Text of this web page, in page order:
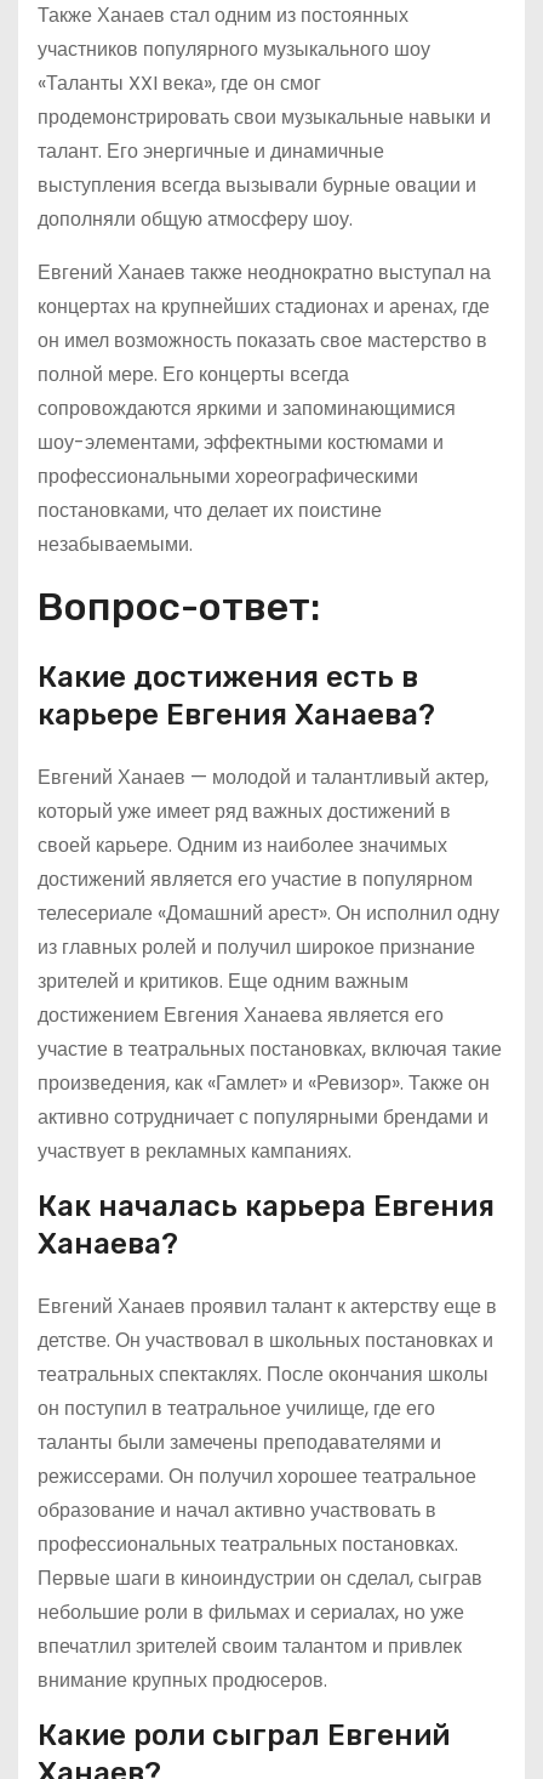
Также Ханаев стал одним из постоянных
участников популярного музыкального шоу
«Таланты XXI века», где он смог
продемонстрировать свои музыкальные навыки и
талант. Его энергичные и динамичные
выступления всегда вызывали бурные овации и
дополняли общую атмосферу шоу.
Евгений Ханаев также неоднократно выступал на
концертах на крупнейших стадионах и аренах, где
он имел возможность показать свое мастерство в
полной мере. Его концерты всегда
сопровождаются яркими и запоминающимися
шоу-элементами, эффектными костюмами и
профессиональными хореографическими
постановками, что делает их поистине
незабываемыми.
Вопрос-ответ:
Какие достижения есть в
карьере Евгения Ханаева?
Евгений Ханаев — молодой и талантливый актер,
который уже имеет ряд важных достижений в
своей карьере. Одним из наиболее значимых
достижений является его участие в популярном
телесериале «Домашний арест». Он исполнил одну
из главных ролей и получил широкое признание
зрителей и критиков. Еще одним важным
достижением Евгения Ханаева является его
участие в театральных постановках, включая такие
произведения, как «Гамлет» и «Ревизор». Также он
активно сотрудничает с популярными брендами и
участвует в рекламных кампаниях.
Как началась карьера Евгения
Ханаева?
Евгений Ханаев проявил талант к актерству еще в
детстве. Он участвовал в школьных постановках и
театральных спектаклях. После окончания школы
он поступил в театральное училище, где его
таланты были замечены преподавателями и
режиссерами. Он получил хорошее театральное
образование и начал активно участвовать в
профессиональных театральных постановках.
Первые шаги в киноиндустрии он сделал, сыграв
небольшие роли в фильмах и сериалах, но уже
впечатлил зрителей своим талантом и привлек
внимание крупных продюсеров.
Какие роли сыграл Евгений